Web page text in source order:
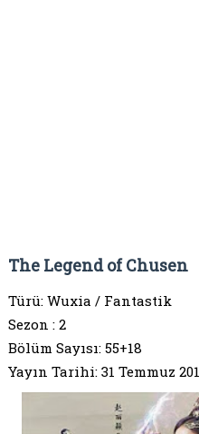
The Legend of Chusen
Türü: Wuxia / Fantastik
Sezon : 2
Bölüm Sayısı: 55+18
Yayın Tarihi: 31 Temmuz